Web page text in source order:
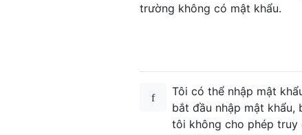
trường không có mật khẩu.
Tôi có thể nhập mật
bắt đầu nhập mật khẩu,
tôi không cho phép truy